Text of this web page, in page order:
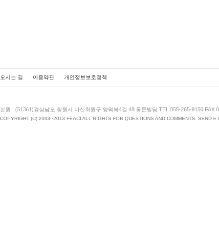
오시는 길 이용약관 개인정보보호정책
본원 : (51361)경상남도 창원시 마산회원구 양덕북4길 48 동문빌딩 TEL 055-265-9150 FAX
COPYRIGHT (C) 2003~2013 FEACI ALL RIGHTS FOR QUESTIONS AND COMMENTS. SEND